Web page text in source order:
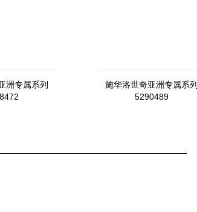
洲专属系列
施华洛世奇亚洲专属系列
5290489